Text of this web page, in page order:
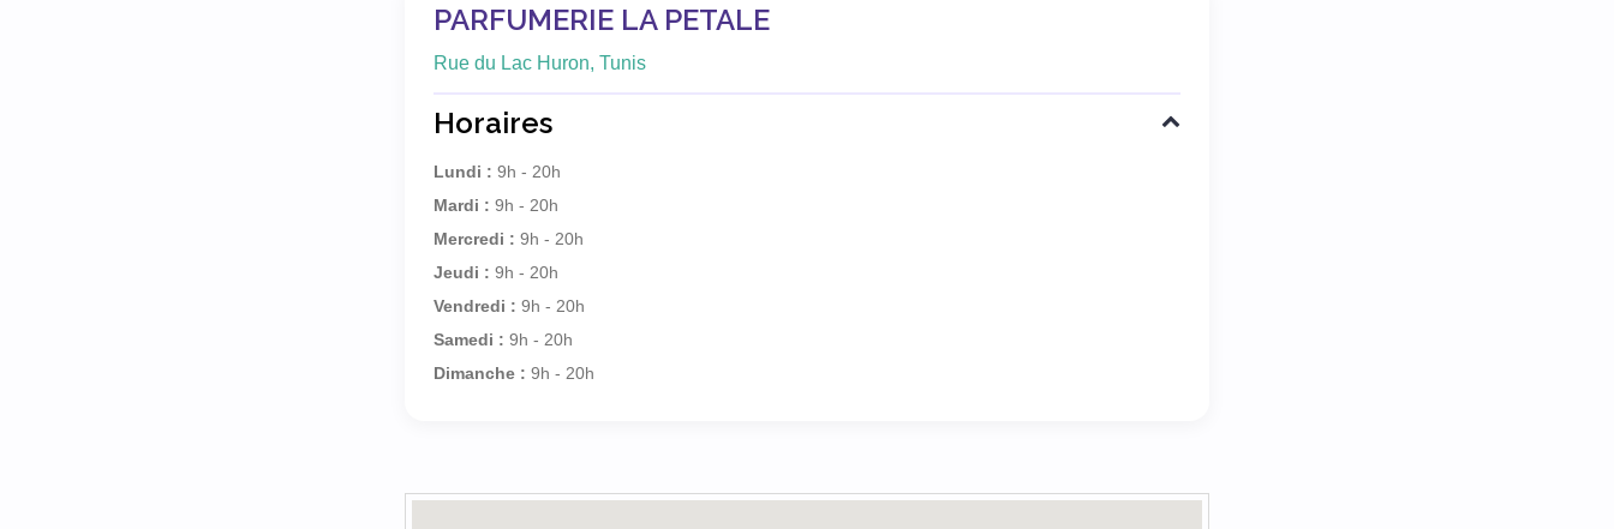
PARFUMERIE LA PETALE
Rue du Lac Huron, Tunis
Horaires
Lundi : 9h - 20h
Mardi : 9h - 20h
Mercredi : 9h - 20h
Jeudi : 9h - 20h
Vendredi : 9h - 20h
Samedi : 9h - 20h
Dimanche : 9h - 20h